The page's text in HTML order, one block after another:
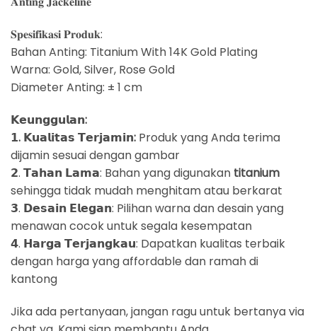
𝐒𝐩𝐞𝐬𝐢𝐟𝐢𝐤𝐚𝐬𝐢 𝐏𝐫𝐨𝐝𝐮𝐤:
Bahan Anting: Titanium With 14K Gold Plating
Warna: Gold, Silver, Rose Gold
Diameter Anting: ± 1 cm
𝗞𝗲𝘂𝗻𝗴𝗴𝘂𝗹𝗮𝗻:
𝟭. 𝗞𝘂𝗮𝗹𝗶𝘁𝗮𝘀 𝗧𝗲𝗿𝗷𝗮𝗺𝗶𝗻: Produk yang Anda terima
dijamin sesuai dengan gambar
𝟮. 𝗧𝗮𝗵𝗮𝗻 𝗟𝗮𝗺𝗮: Bahan yang digunakan titanium
sehingga tidak mudah menghitam atau berkarat
𝟯. 𝗗𝗲𝘀𝗮𝗶𝗻 𝗘𝗹𝗲𝗴𝗮𝗻: Pilihan warna dan desain yang
menawan cocok untuk segala kesempatan
𝟰. 𝗛𝗮𝗿𝗴𝗮 𝗧𝗲𝗿𝗷𝗮𝗻𝗴𝗸𝗮𝘂: Dapatkan kualitas terbaik
dengan harga yang affordable dan ramah di
kantong
Jika ada pertanyaan, jangan ragu untuk bertanya via